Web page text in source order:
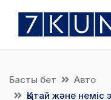
Басты бет
Авто
Қытай және неміс